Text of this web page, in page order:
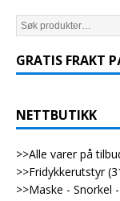
GRATIS FRAKT
NETTBUTIKK
>>Alle varer på
>>Fridykkerutstyr
>>Maske - Snorkel